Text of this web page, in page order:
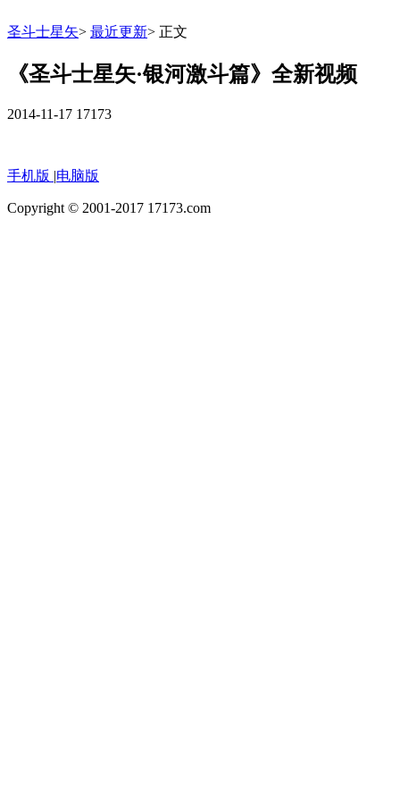
圣斗士星矢> 最近更新> 正文
《圣斗士星矢·银河激斗篇》全新视频
2014-11-17 17173
手机版 |电脑版
Copyright © 2001-2017 17173.com